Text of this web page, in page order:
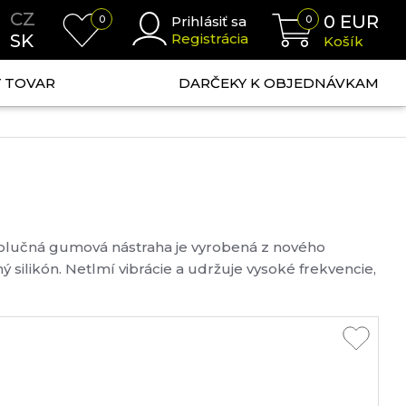
CZ
SK
0
Prihlásiť sa
Registrácia
0 0 EUR
Košík
TOVAR DARČEKY K OBJEDNÁVKAM
gumová nástraha je vyrobená z nového
silikón. Netlmí vibrácie a udržuje vysoké frekvencie,